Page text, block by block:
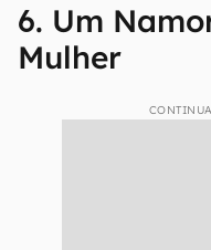
6. Um
Mulher